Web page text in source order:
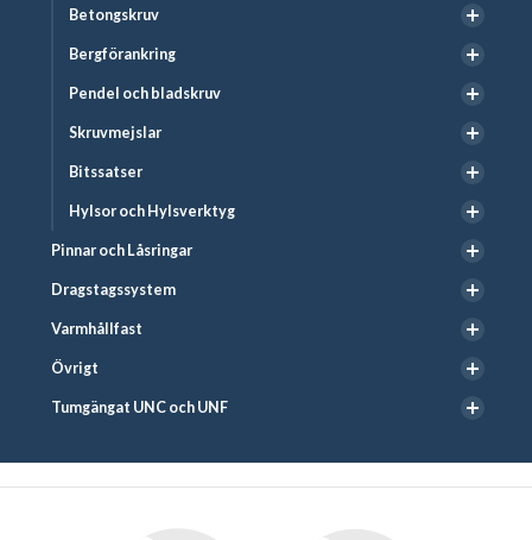
Betongskruv
Bergförankring
Pendel och bladskruv
Skruvmejslar
Bitssatser
Hylsor och Hylsverktyg
Pinnar och Låsringar
Dragstagssystem
Varmhållfast
Övrigt
Tumgängat UNC och UNF